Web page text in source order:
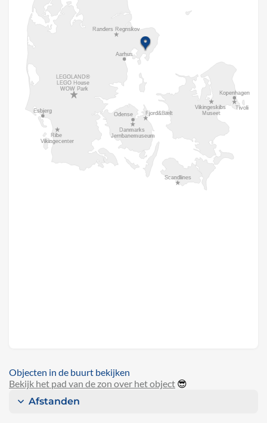
Objecten in de buurt bekijken
Bekijk het pad van de zon over het object 😎
Afstanden